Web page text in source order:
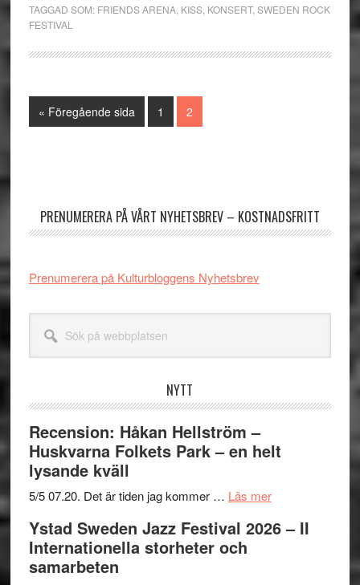
TAGGAD SOM: FRIENDS ARENA, KISS, KONSERT, SWEDEN ROCK
FESTIVAL
« Go
to
Föregående sida Sida
1 Sida
2
PRENUMERERA PÅ VÅRT NYHETSBREV – KOSTNADSFRITT
Prenumerera på Kulturbloggens Nyhetsbrev
webbplatsen
NYTT
Recension: Håkan Hellström –
Huskvarna Folkets Park – en helt
lysande kväll
5/5 07.20. Det är tiden jag kommer … Läs merom
Håkan
Ystad Sweden Jazz Festival 2026 – II
Internationella storheter och
samarbeten